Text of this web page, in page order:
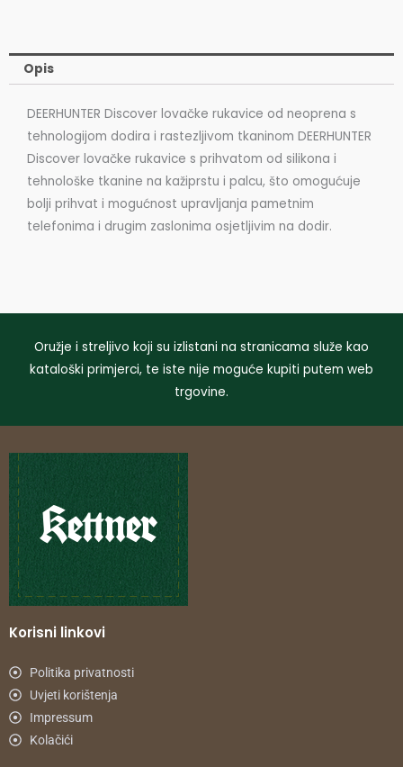
Opis
DEERHUNTER Discover lovačke rukavice od neoprena s
tehnologijom dodira i rastezljivom tkaninom DEERHUNTER
Discover lovačke rukavice s prihvatom od silikona i
tehnološke tkanine na kažiprstu i palcu, što omogućuje
bolji prihvat i mogućnost upravljanja pametnim
telefonima i drugim zaslonima osjetljivim na dodir.
Oružje i streljivo koji su izlistani na stranicama služe kao
kataloški primjerci, te iste nije moguće kupiti putem web
trgovine.
Korisni linkovi
Politika privatnosti
Uvjeti korištenja
Impressum
Kolačići